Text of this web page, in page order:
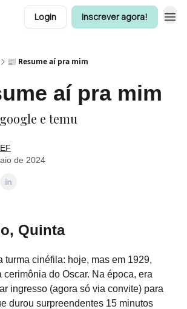
Login Inscrever agora!
📰 Resume aí pra mim
aí pra mim
e temu
de 2024
Quinta
turma cinéfila: hoje, mas em 1929,
cerimônia do Oscar. Na época, era
ingresso (agora só via convite) para
durou surpreendentes 15 minutos